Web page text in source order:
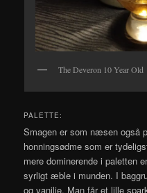
The Deveron 10 Year Old
PALETTE:
Smagen er som næsen også
honningsødme som er
mere dominerende i paletten
syrligt æble i munden. I
og vanilje, Man får et lille